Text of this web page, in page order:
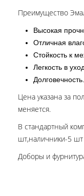
Преимущество
Высокая
Отличная
Стойкость к
Легкость в
Долговечность.
Цена указана за
меняется.
В стандартный
шт,наличники-5 шт
Доборы и